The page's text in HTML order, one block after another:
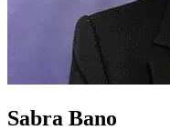
Sabra Bano